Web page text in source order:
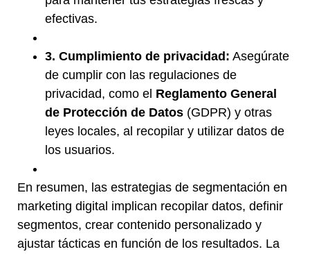
efectivas.
3. Cumplimiento de privacidad: Asegúrate
de cumplir con las regulaciones de
privacidad, como el Reglamento General
de Protección de Datos (GDPR) y otras
leyes locales, al recopilar y utilizar datos de
los usuarios.
En resumen, las estrategias de segmentación en
marketing digital implican recopilar datos, definir
segmentos, crear contenido personalizado y
ajustar tácticas en función de los resultados. La